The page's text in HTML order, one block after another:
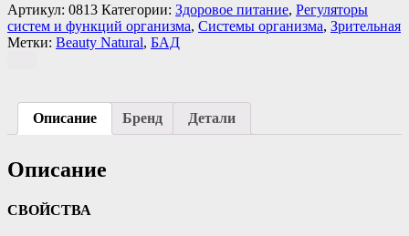
Артикул: 0813 Категории: Здоровое питание, Регуляторы
систем и функций организма, Системы организма, Зрительная
Метки: Beauty Natural, БАД
Описание Бренд Детали
Описание
СВОЙСТВА